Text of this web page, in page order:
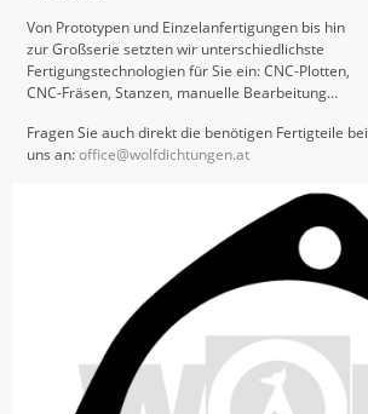
Von Prototypen und Einzelanfertigungen bis hin
zur Großserie setzten wir unterschiedlichste
Fertigungstechnologien für Sie ein: CNC-Plotten,
CNC-Fräsen, Stanzen, manuelle Bearbeitung…
Fragen Sie auch direkt die benötigen Fertigteile bei
uns an:office@wolfdichtungen.at